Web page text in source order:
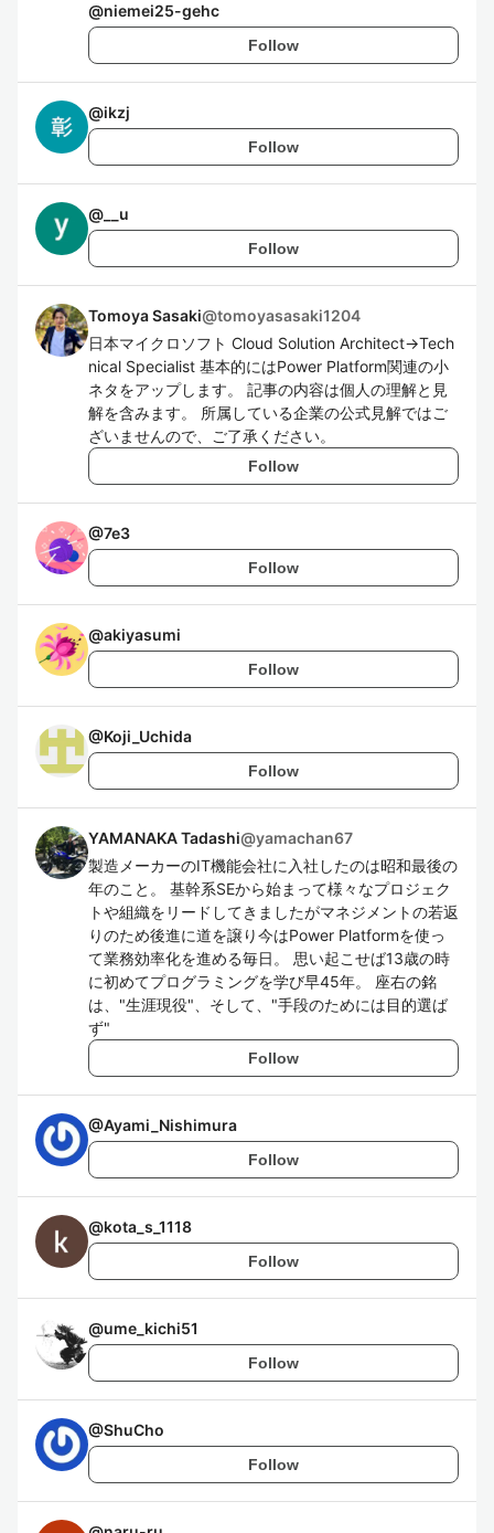
@niemei25-gehc
Follow
@ikzj
Follow
@ __u
Follow
Tomoya Sasaki@tomoyasasaki1204
日本マイクロソフト Cloud Solution Architect→Tech
nical Specialist 基本的にはPower Platform関連の小
ネタをアップします。 記事の内容は個人の理解と見
解を含みます。 所属している企業の公式見解ではご
ざいませんので、ご了承ください。
Follow
@7e3
Follow
@akiyasumi
Follow
@Koji_Uchida
Follow
YAMANAKA Tadashi@yamachan67
製造メーカーのIT機能会社に入社したのは昭和最後の
年のこと。 基幹系SEから始まって様々なプロジェク
トや組織をリードしてきましたがマネジメントの若返
りのため後進に道を譲り今はPower Platformを使っ
て業務効率化を進める毎日。 思い起こせば13歳の時
に初めてプログラミングを学び早45年。 座右の銘
は、"生涯現役"、そして、"手段のためには目的選ば
ず"
Follow
@Ayami_Nishimura
Follow
@kota_s_1118
Follow
@ume_kichi51
Follow
@ShuCho
Follow